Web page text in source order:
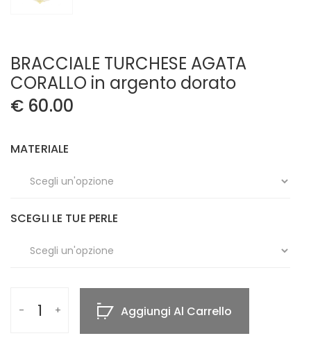
BRACCIALE TURCHESE AGATA
CORALLO in argento dorato
€ 60.00
MATERIALE
SCEGLI LE TUE PERLE
Aggiungi Al Carrello